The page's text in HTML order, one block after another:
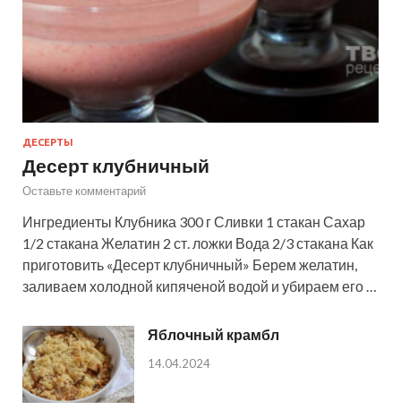
ДЕСЕРТЫ
Десерт клубничный
Оставьте комментарий
Ингредиенты Клубника 300 г Сливки 1 стакан Сахар
1/2 стакана Желатин 2 ст. ложки Вода 2/3 стакана Как
приготовить «Десерт клубничный» Берем желатин,
заливаем холодной кипяченой водой и убираем его …
Яблочный крамбл
14.04.2024